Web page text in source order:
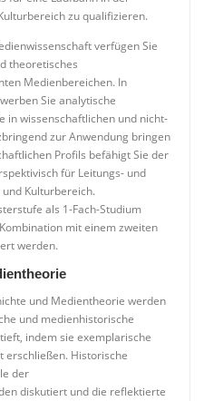
zu qualifizieren.
verfügen Sie
theoretisches
Medienbereichen. In
Sie analytische
in wissenschaftlichen und nicht-
zur Anwendung bringen
Profils befähigt Sie der
für Leitungs- und
Kulturbereich.
als 1-Fach-Studium
mit einem zweiten
werden.
und Medientheorie werden
und medienhistorische
indem sie exemplarische
erschließen. Historische
der
diskutiert und die reflektierte